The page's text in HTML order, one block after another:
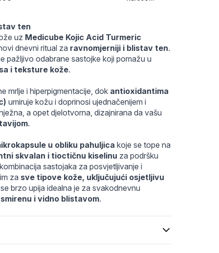
ten
uz Medicube Kojic Acid Turmeric
dnevni ritual za ravnomjerniji i blistav ten.
i teksture kože.
mrlje i hiperpigmentacije, dok antioxidantima
umiruje kožu i doprinosi ujednačenijem i
a opet djelotvorna, dizajnirana da vašu
.
u obliku pahuljica koje se tope na
skvalan i tioctičnu kiselinu za podršku
sastojaka za posvjetljivanje i
za sve tipove kože, uključujući osjetljivu
brzo upija idealna je za svakodnevnu
smirenu i vidno blistavom.